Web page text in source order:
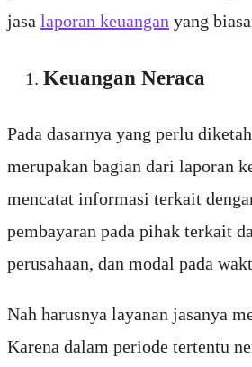
jasa laporan keuangan yang
Keuangan Neraca
Pada dasarnya yang perlu
merupakan bagian dari laporan
mencatat informasi terkait
pembayaran pada pihak terkait
perusahaan, dan modal pada
Nah harusnya layanan jasanya
Karena dalam periode tertentu